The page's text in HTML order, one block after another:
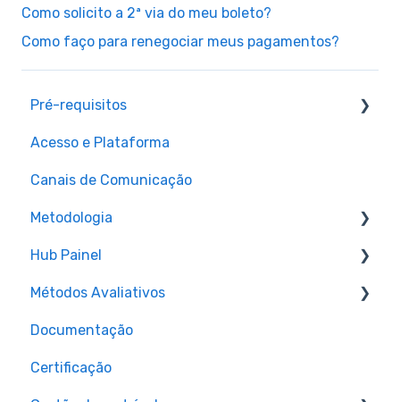
Como solicito a 2ª via do meu boleto?
Como faço para renegociar meus pagamentos?
Pré-requisitos
Pré-requisitos para matrícula
Acesso e Plataforma
Canais de Comunicação
Metodologia
Aulas
Materiais e Recursos
Hub Painel
Cronograma de aulas ao vivo (Hub Painel)
Métodos Avaliativos
Assignments e Provas
Documentação
Certificação